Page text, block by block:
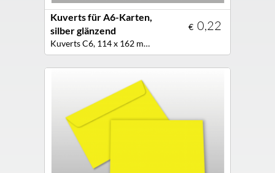
€ 0,22
Kuverts für A6-Karten,
silber glänzend
Kuverts C6, 114 x 162 mm, Farbe silber glänzend